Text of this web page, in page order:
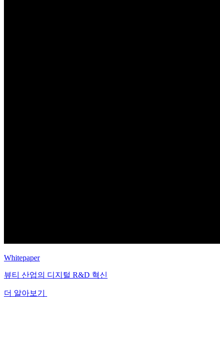
Whitepaper
뷰티 산업의 디지털 R&D 혁신
더 알아보기